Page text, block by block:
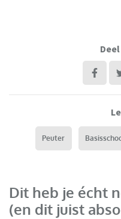
Peuter
Dit heb je écht
(en dit juist